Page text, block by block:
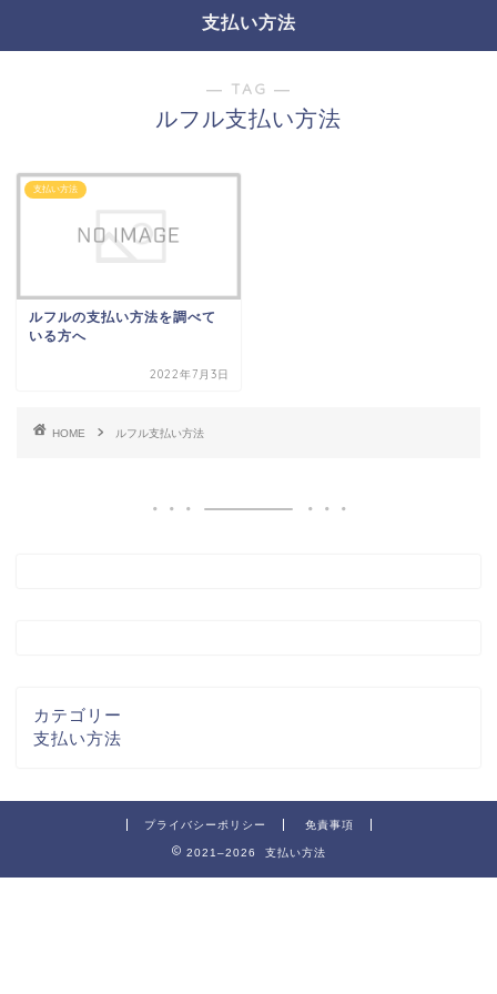
支払い方法
― TAG ―
ルフル支払い方法
支払い方法
ルフルの支払い方法を調べて
いる方へ
2022年7月3日
HOME ルフル支払い方法
カテゴリー
支払い方法
プライバシーポリシー 免責事項
2021–2026 支払い方法